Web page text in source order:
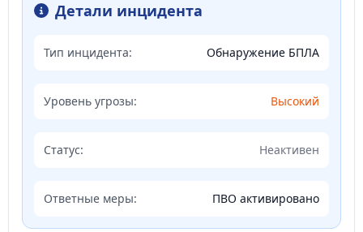
Детали инцидента
Тип инцидента: Обнаружение БПЛА
Уровень угрозы: Высокий
Статус: Неактивен
Ответные меры: ПВО активировано